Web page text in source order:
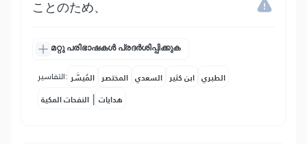
ことのため、
മറ്റു പരിഭാഷകൾ പ്രദർശിപ്പിക്കുക
التفاسير: المُيسَّر المختصر السعدي ابن كثير الطبري
النفحات المكية | هدايات